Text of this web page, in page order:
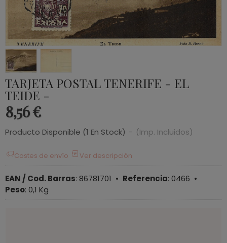
TARJETA POSTAL TENERIFE - EL
TEIDE -
8,56 €
Producto Disponible (1 En Stock) - (Imp. Incluidos)
Costes de envío Ver descripción
EAN / Cod. Barras: 86781701 • Referencia: 0466 •
Peso: 0,1 Kg